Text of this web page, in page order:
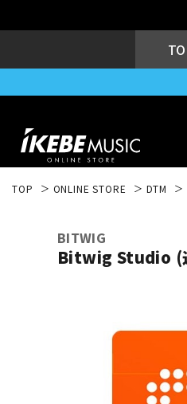
TOP ONLINE STORE DTM
BITWIG
Bitwig Studio (